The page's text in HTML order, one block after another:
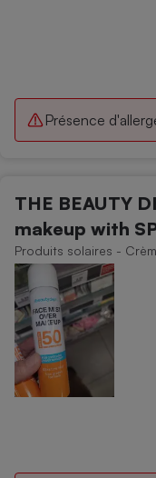
Présence
THE BEAUTY
makeup with
Produits solaires -